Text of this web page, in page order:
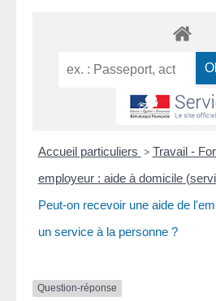
Accueil particuliers > Travail -
employeur : aide à domicile
Peut-on recevoir une aide de
un service à la personne ?
Question-réponse